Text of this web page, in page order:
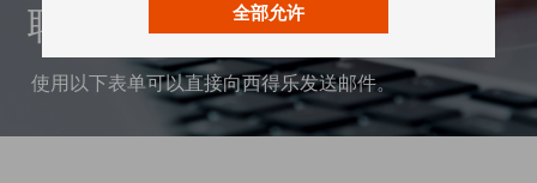
全部允许
联系我们
使用以下表单可以直接向西得乐发送邮件。